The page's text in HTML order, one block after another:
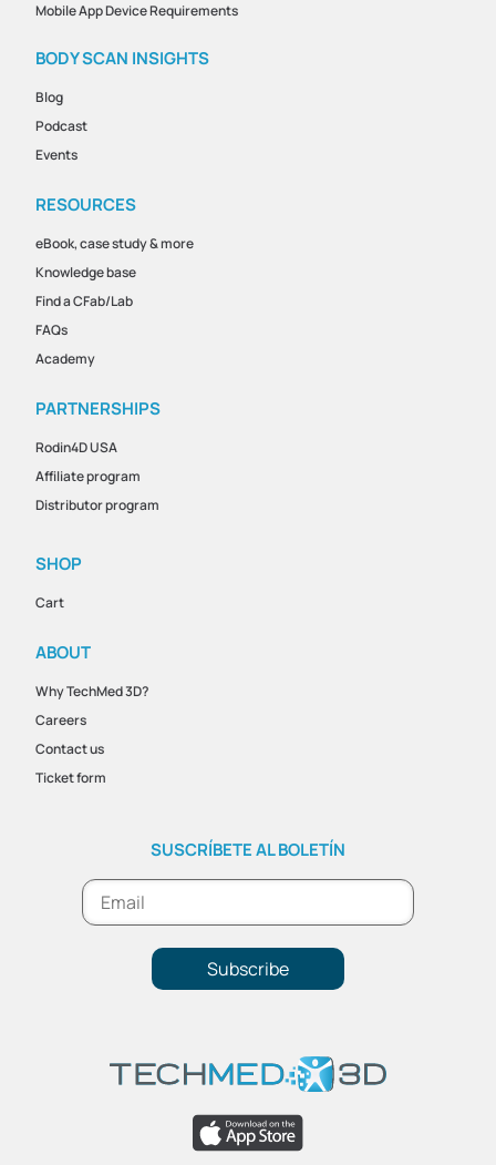
Mobile App Device Requirements
BODY SCAN INSIGHTS
Blog
Podcast
Events
RESOURCES
eBook, case study & more
Knowledge base
Find a CFab/Lab
FAQs
Academy
PARTNERSHIPS
Rodin4D USA
Affiliate program
Distributor program
SHOP
Cart
ABOUT
Why TechMed 3D?
Careers
Contact us
Ticket form
SUSCRÍBETE AL BOLETÍN
Subscribe